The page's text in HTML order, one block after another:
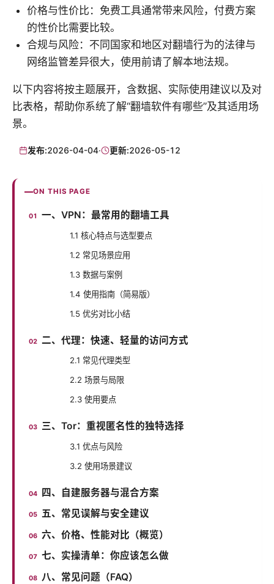
价格与性价比：免费工具通常带来风险，付费方案
的性价比需要比较。
合规与风险：不同国家和地区对翻墙行为的法律与
网络监管差异很大，使用前请了解本地法规。
以下内容将按主题展开，含数据、实际使用建议以及对
比表格，帮助你系统了解“翻墙软件有哪些”及其适用场
景。
发布:2026-04-04· 更新:2026-05-12
ON THIS PAGE
一、VPN：最常用的翻墙工具
1.1 核心特点与选型要点
1.2 常见场景应用
1.3 数据与案例
1.4 使用指南（简易版）
1.5 优劣对比小结
二、代理：快速、轻量的访问方式
2.1 常见代理类型
2.2 场景与局限
2.3 使用要点
三、Tor：重视匿名性的独特选择
3.1 优点与风险
3.2 使用场景建议
四、自建服务器与混合方案
五、常见误解与安全建议
六、价格、性能对比（概览）
七、实操清单：你应该怎么做
八、常见问题（FAQ）